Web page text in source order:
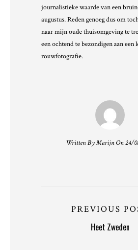
journalistieke waarde van een
augustus. Reden genoeg dus om
naar mijn oude thuisomgeving te
een ochtend te bezondigen aan een
rouwfotografie.
Written By Marijn On 24/
PREVIOUS
Heet Zweden